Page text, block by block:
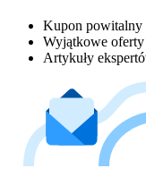
Kupon powitalny
Wyjątkowe
Artykuły